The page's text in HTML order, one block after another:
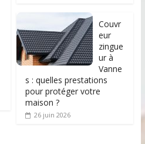
Couvr
eur
zingue
ur à
Vanne
s : quelles prestations
pour protéger votre
maison ?
26 juin 2026